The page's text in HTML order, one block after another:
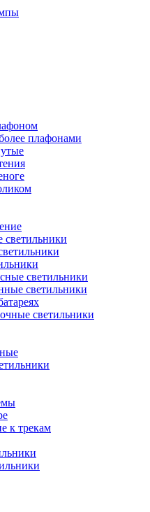
плафонами
светильники
светильники
светильники
светильники
к трекам